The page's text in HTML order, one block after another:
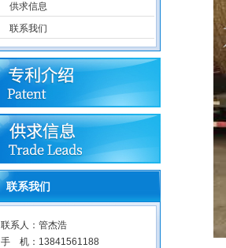
供求信息
联系我们
联系我们
联系人：管杰浩
手 机：13841561188